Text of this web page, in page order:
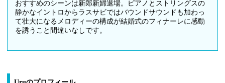
おすすめのシーンは新郎新婦退場。ピアノとストリングスの
静かなイントロからラスサビではバウンドサウンドも加わっ
て壮大になるメロディーの構成が結婚式のフィナーレに感動
を誘うこと間違いなしです。